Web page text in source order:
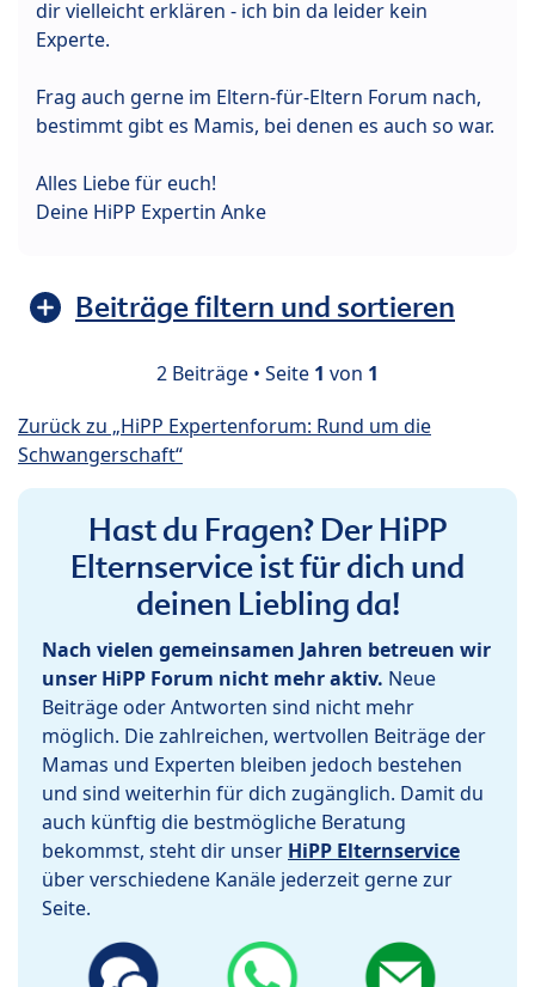
dir vielleicht erklären - ich bin da leider kein
Experte.
Frag auch gerne im Eltern-für-Eltern Forum nach,
bestimmt gibt es Mamis, bei denen es auch so war.
Alles Liebe für euch!
Deine HiPP Expertin Anke
Beiträge filtern und sortieren
2 Beiträge • Seite 1 von 1
Zurück zu „HiPP Expertenforum: Rund um die
Schwangerschaft“
Hast du Fragen? Der HiPP
Elternservice ist für dich und
deinen Liebling da!
Nach vielen gemeinsamen Jahren betreuen wir
unser HiPP Forum nicht mehr aktiv. Neue
Beiträge oder Antworten sind nicht mehr
möglich. Die zahlreichen, wertvollen Beiträge der
Mamas und Experten bleiben jedoch bestehen
und sind weiterhin für dich zugänglich. Damit du
auch künftig die bestmögliche Beratung
bekommst, steht dir unser HiPP Elternservice
über verschiedene Kanäle jederzeit gerne zur
Seite.